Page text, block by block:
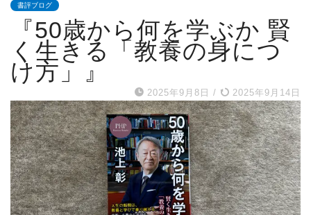
書評ブログ
『50歳から何を学ぶか 賢
く生きる「教養の身につ
け方」』
2025年9月8日 / 2025年9月14日